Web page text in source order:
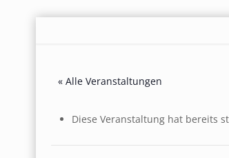
« Alle Veranstaltungen
Diese Veranstaltung hat bereits